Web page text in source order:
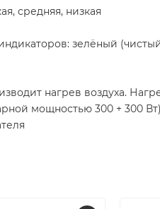
средняя, низкая
зелёный
нагрев воздуха.
мощностью 300 + 300